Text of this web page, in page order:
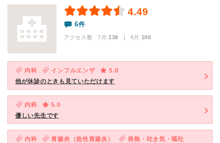
4.49
6件
アクセス数 7月:138 | 6月:100
内科 インフルエンザ
5.0
他が休診のときも見ていただけます
内科
5.0
優しい先生です
内科 胃腸炎（急性胃腸炎）
発熱・吐き気・嘔吐